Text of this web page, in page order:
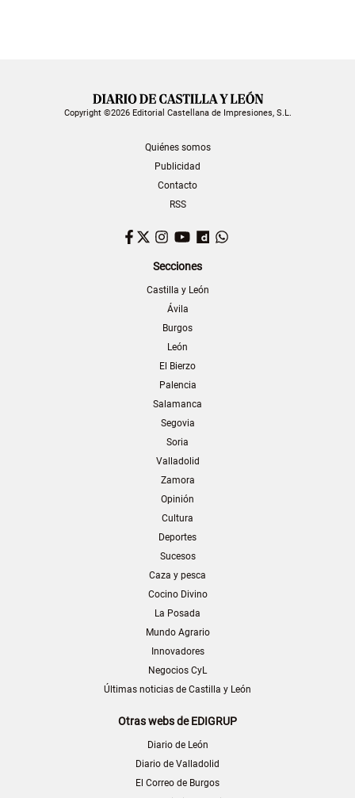
Copyright ©2026 Editorial Castellana de Impresiones, S.L.
Quiénes somos
Publicidad
Contacto
RSS
Facebook
TwitterInstagram
YouTubeDailymotion
Secciones
Castilla y León
Ávila
Burgos
León
El Bierzo
Palencia
Salamanca
Segovia
Soria
Valladolid
Zamora
Opinión
Cultura
Deportes
Sucesos
Caza y pesca
Cocino Divino
La Posada
Mundo Agrario
Innovadores
Negocios CyL
Últimas noticias de Castilla y León
Otras webs de EDIGRUP
Diario de León
Diario de Valladolid
El Correo de Burgos